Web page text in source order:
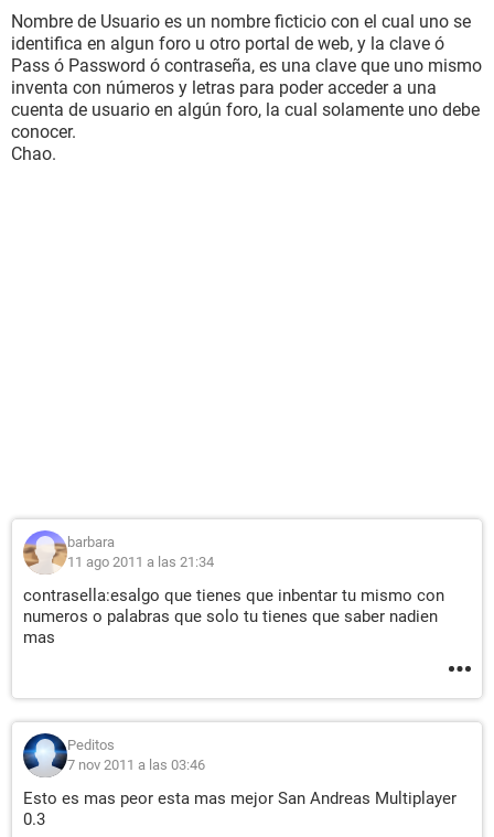
Nombre de Usuario es un nombre ficticio con el cual uno se
identifica en algun foro u otro portal de web, y la clave ó
Pass ó Password ó contraseña, es una clave que uno mismo
inventa con números y letras para poder acceder a una
cuenta de usuario en algún foro, la cual solamente uno debe
conocer.
Chao.
barbara
11 ago 2011 a las 21:34
contrasella:esalgo que tienes que inbentar tu mismo con
numeros o palabras que solo tu tienes que saber nadien
mas
Peditos
7 nov 2011 a las 03:46
Esto es mas peor esta mas mejor San Andreas Multiplayer
0.3